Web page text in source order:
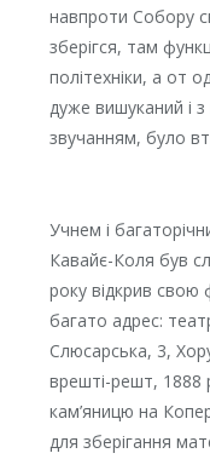
навпроти Собору
зберігся, там
політехніки, а от
дуже вишуканий і
звучанням, було
Учнем і
Кавайє-Коля був
року відкрив свою
багато адрес:
Слюсарська, 3,
врешті-решт, 1888
кам’яницю на
для зберігання